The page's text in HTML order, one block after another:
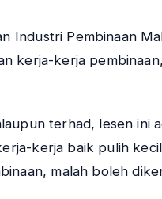
Industri Pembinaan
kerja-kerja
terhad, lesen ini
kerja baik pulih
malah boleh